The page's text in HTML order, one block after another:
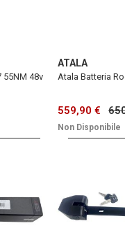
55NM 48v
ATALA
Atala Batteria
559,90 €
Non Disponibile